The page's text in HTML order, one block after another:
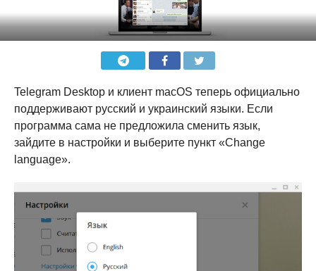
Telegram Desktop и клиент macOS теперь официально
поддерживают русский и украинский языки. Если
программа сама не предложила сменить язык,
зайдите в настройки и выберите пункт «Change
language».